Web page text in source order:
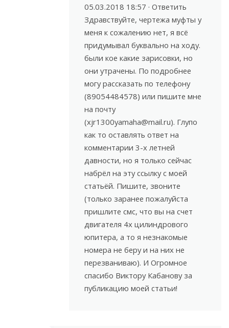
05.03.2018 18:57 · Ответить
Здравствуйте, чертежа муфты у
меня к сожалению нет, я всё
придумывал буквально на ходу.
были кое какие зарисовки, но
они утрачены. По подробнее
могу рассказать по телефону
(89054484578) или пишите мне
на почту
(xjr1300yamaha@mail.ru). Глупо
как то оставлять ответ на
комментарии 3-х летней
давности, но я только сейчас
набрёл на эту ссылку с моей
статьёй. Пишите, звоните
(только заранее пожалуйста
пришлите смс, что вы на счет
двигателя 4х цилиндрового
юпитера, а то я незнакомые
номера не беру и на них не
перезваниваю). И Огромное
спасибо Виктору Кабанову за
публикацию моей статьи!